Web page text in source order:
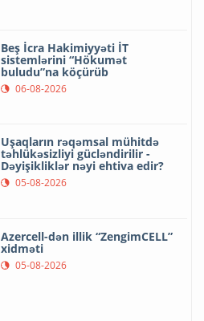
Beş İcra Hakimiyyəti İT
sistemlərini “Hökumət
buludu”na köçürüb
06-08-2026
Uşaqların rəqəmsal mühitdə
təhlükəsizliyi gücləndirilir -
Dəyişikliklər nəyi ehtiva edir?
05-08-2026
Azercell-dən illik “ZengimCELL”
xidməti
05-08-2026